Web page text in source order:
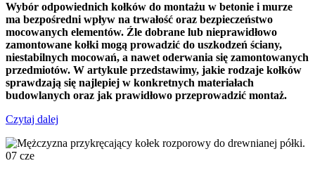
Wybór odpowiednich kołków do montażu w betonie i murze
ma bezpośredni wpływ na trwałość oraz bezpieczeństwo
mocowanych elementów. Źle dobrane lub nieprawidłowo
zamontowane kołki mogą prowadzić do uszkodzeń ściany,
niestabilnych mocowań, a nawet oderwania się zamontowanych
przedmiotów. W artykule przedstawimy, jakie rodzaje kołków
sprawdzają się najlepiej w konkretnych materiałach
budowlanych oraz jak prawidłowo przeprowadzić montaż.
Czytaj dalej
07 cze